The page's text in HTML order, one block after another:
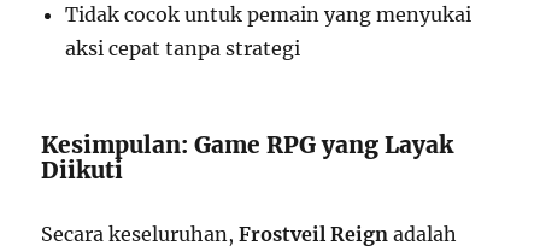
Tidak cocok untuk pemain yang menyukai
aksi cepat tanpa strategi
Kesimpulan: Game RPG yang Layak
Diikuti
Secara keseluruhan,Frostveil Reign adalah